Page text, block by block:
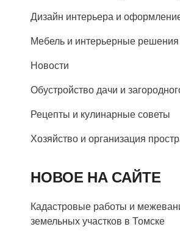
Дизайн интерьера и
Мебель и интерьерные решения
Новости
Обустройство дачи и
Рецепты и кулинарные советы
Хозяйство и организация
НОВОЕ НА САЙТЕ
Кадастровые работы и
земельных участков в Томске